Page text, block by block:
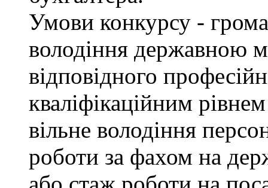
Умови конкурсу -
володіння державною
відповідного
кваліфікаційним
вільне володіння
роботи за фахом на